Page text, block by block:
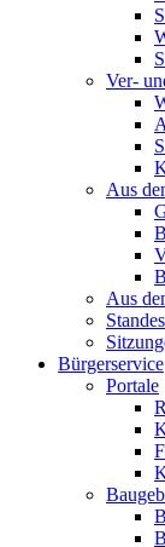
Ver-
Aus
Aus
Bürgerservice
Portale